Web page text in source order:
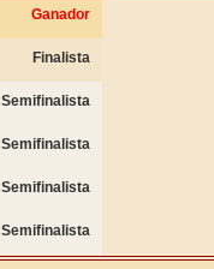
Ganador
Finalista
Semifinalista
Semifinalista
Semifinalista
Semifinalista